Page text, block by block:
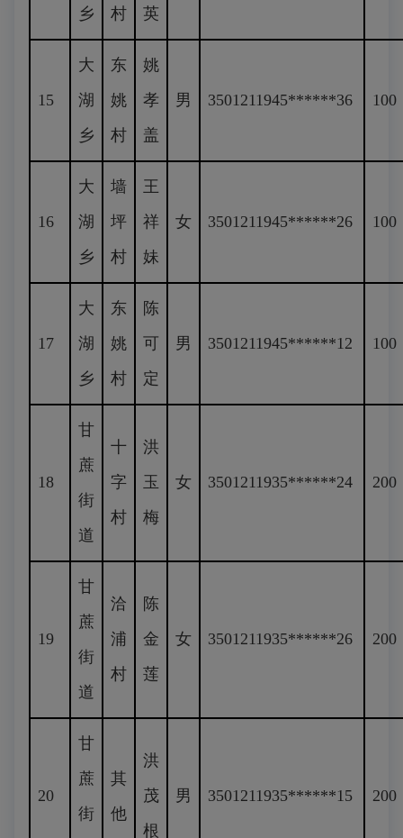
乡
村
英
15
大
湖
乡
东
姚
村
姚
孝
盖
男 3501211945******36 100
16
大
湖
乡
墙
坪
村
王
祥
妹
女 3501211945******26 100
17
大
湖
乡
东
姚
村
陈
可
定
男 3501211945******12 100
18
甘
蔗
街
道
十
字
村
洪
玉
梅
女 3501211935******24 200
19
甘
蔗
街
道
洽
浦
村
陈
金
莲
女 3501211935******26 200
20
甘
蔗
街
其
他
洪
茂
根
男 3501211935******15 200